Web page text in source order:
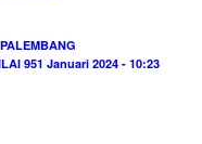
951 Januari 2024 - 10:23